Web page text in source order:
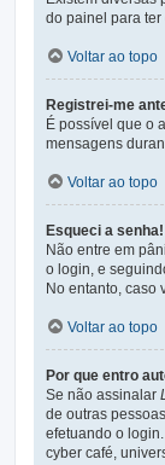
do painel para
Voltar ao topo
Registrei-me
É possível que o
mensagens
Voltar ao topo
Esqueci a senha!
Não entre em
o login, e
No entanto, caso
Voltar ao topo
Por que entro
Se não assinalar
de outras
efetuando o
cyber café,